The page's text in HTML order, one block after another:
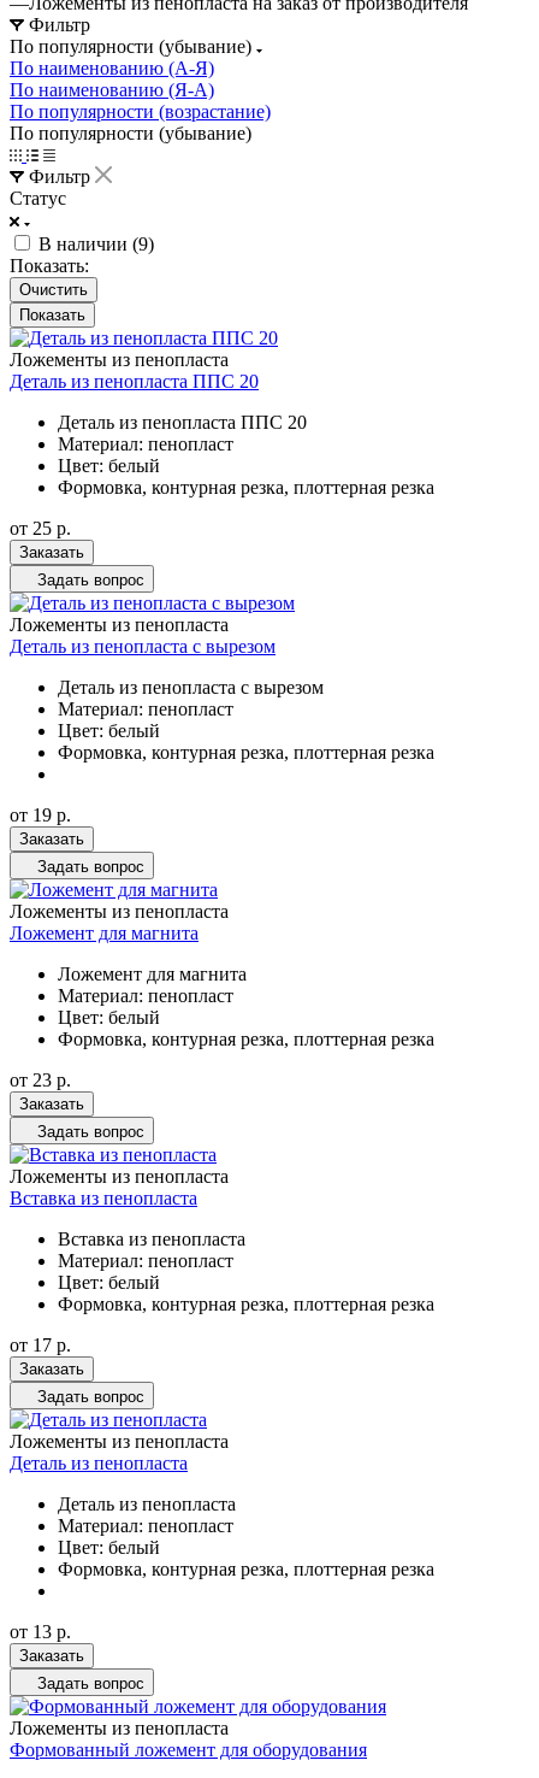
Фильтр
По популярности (убывание)
По наименованию (А-Я)
По наименованию (Я-А)
По популярности (возрастание)
По популярности (убывание)
Фильтр
Статус
В наличии (9)
Показать:
Очистить
Ложементы из пенопласта
Деталь из пенопласта ППС 20
Деталь из пенопласта ППС 20
Материал: пенопласт
Цвет: белый
Формовка, контурная резка, плоттерная резка
от 25 р.
Заказать
Задать вопрос
Ложементы из пенопласта
Деталь из пенопласта с вырезом
Деталь из пенопласта с вырезом
Материал: пенопласт
Цвет: белый
Формовка, контурная резка, плоттерная резка
от 19 р.
Заказать
Задать вопрос
Ложементы из пенопласта
Ложемент для магнита
Ложемент для магнита
Материал: пенопласт
Цвет: белый
Формовка, контурная резка, плоттерная резка
от 23 р.
Заказать
Задать вопрос
Ложементы из пенопласта
Вставка из пенопласта
Вставка из пенопласта
Материал: пенопласт
Цвет: белый
Формовка, контурная резка, плоттерная резка
от 17 р.
Заказать
Задать вопрос
Ложементы из пенопласта
Деталь из пенопласта
Деталь из пенопласта
Материал: пенопласт
Цвет: белый
Формовка, контурная резка, плоттерная резка
от 13 р.
Заказать
Задать вопрос
Ложементы из пенопласта
Формованный ложемент для оборудования